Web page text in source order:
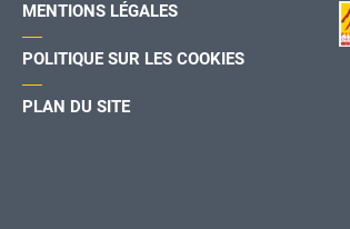
MENTIONS LÉGALES
POLITIQUE SUR LES COOKIES
PLAN DU SITE